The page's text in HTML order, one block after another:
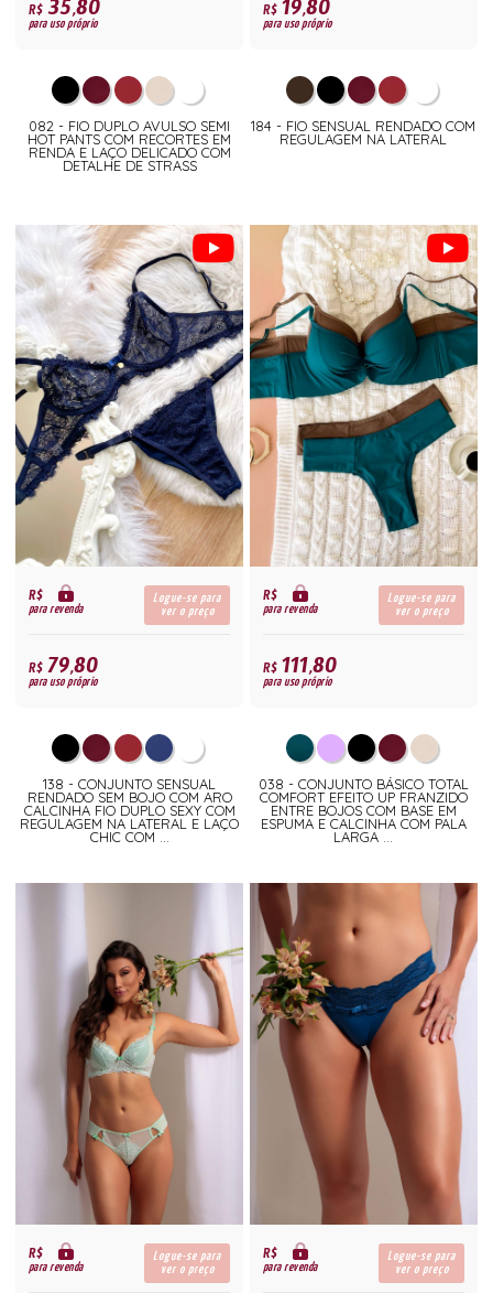
R$35,80
para uso próprio
082 - FIO DUPLO AVULSO SEMI
HOT PANTS COM RECORTES EM
RENDA E LAÇO DELICADO COM
DETALHE DE STRASS
R$19,80
para uso próprio
184 - FIO SENSUAL RENDADO COM
REGULAGEM NA LATERAL
R$
para revenda
Logue-se para
ver o preço
R$79,80
para uso próprio
138 - CONJUNTO SENSUAL
RENDADO SEM BOJO COM ARO
CALCINHA FIO DUPLO SEXY COM
REGULAGEM NA LATERAL E LAÇO
CHIC COM ...
R$
para revenda
Logue-se para
ver o preço
R$111,80
para uso próprio
038 - CONJUNTO BÁSICO TOTAL
COMFORT EFEITO UP FRANZIDO
ENTRE BOJOS COM BASE EM
ESPUMA E CALCINHA COM PALA
LARGA ...
R$
para revenda
Logue-se para
ver o preço
R$
para revenda
Logue-se para
ver o preço